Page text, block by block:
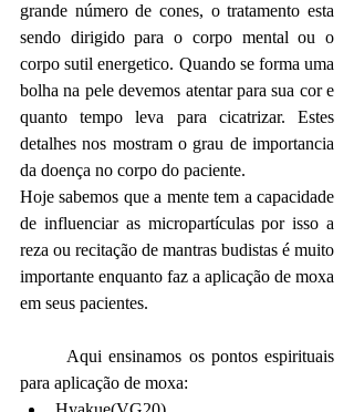
grande número de cones, o tratamento esta
sendo dirigido para o corpo mental ou o
corpo sutil energetico. Quando se forma uma
bolha na pele devemos atentar para sua cor e
quanto tempo leva para cicatrizar. Estes
detalhes nos mostram o grau de importancia
da doença no corpo do paciente.
Hoje sabemos que a mente tem a capacidade
de influenciar as micropartículas por isso a
reza ou recitação de mantras budistas é muito
importante enquanto faz a aplicação de moxa
em seus pacientes.
Aqui ensinamos os pontos espirituais
para aplicação de moxa: